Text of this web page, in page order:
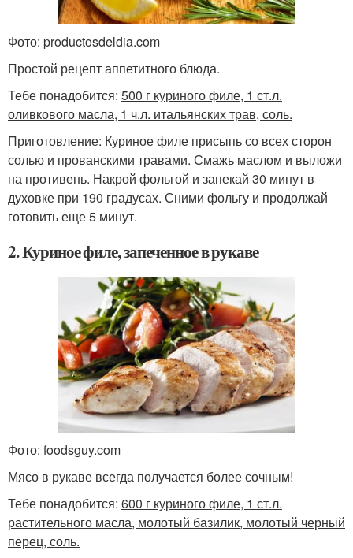
Фото: productosdeldia.com
Простой рецепт аппетитного блюда.
Тебе понадобится: 500 г куриного филе, 1 ст.л.
оливкового масла, 1 ч.л. итальянских трав, соль.
Приготовление: Куриное филе присыпь со всех сторон
солью и прованскими травами. Смажь маслом и выложи
на противень. Накрой фольгой и запекай 30 минут в
духовке при 190 градусах. Сними фольгу и продолжай
готовить еще 5 минут.
2. Куриное филе, запеченное в рукаве
Фото: foodsguy.com
Мясо в рукаве всегда получается более сочным!
Тебе понадобится: 600 г куриного филе, 1 ст.л.
растительного масла, молотый базилик, молотый черный
перец, соль.